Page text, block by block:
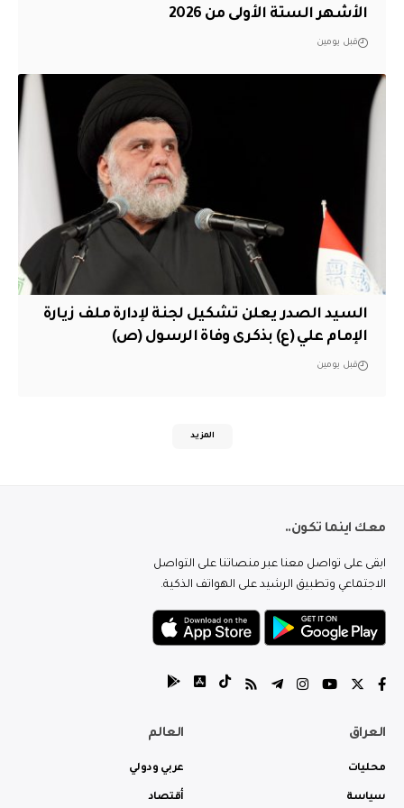
الأشهر الستة الأولى من 2026
قبل يومين
السيد الصدر يعلن تشكيل لجنة لإدارة ملف زيارة
الإمام علي (ع) بذكرى وفاة الرسول (ص)
قبل يومين
المزيد
معك اينما تكون..
ابقى على تواصل معنا عبر منصاتنا على التواصل
الاجتماعي وتطبيق الرشيد على الهواتف الذكية.
العراق
محليات
سياسة
العالم
عربي ودولي
أقتصاد